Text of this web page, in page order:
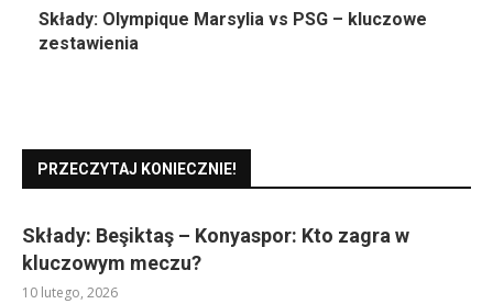
Składy: Olympique Marsylia vs PSG – kluczowe
zestawienia
PRZECZYTAJ KONIECZNIE!
Składy: Beşiktaş – Konyaspor: Kto zagra w
kluczowym meczu?
10 lutego, 2026